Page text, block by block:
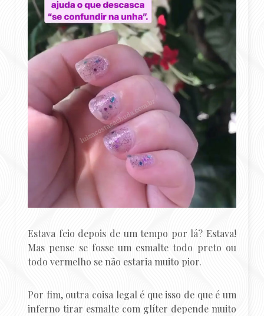
Estava feio depois de um tempo por lá? Estava!
Mas pense se fosse um esmalte todo preto ou
todo vermelho se não estaria muito pior.
Por fim, outra coisa legal é que isso de que é um
inferno tirar esmalte com glíter depende muito